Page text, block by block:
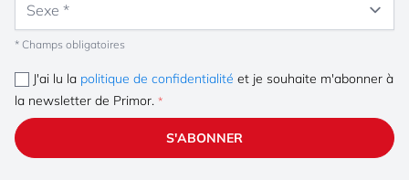
* Champs obligatoires
J'ai lu la politique de confidentialité et je souhaite m'abonner à
la newsletter de Primor.
S'ABONNER